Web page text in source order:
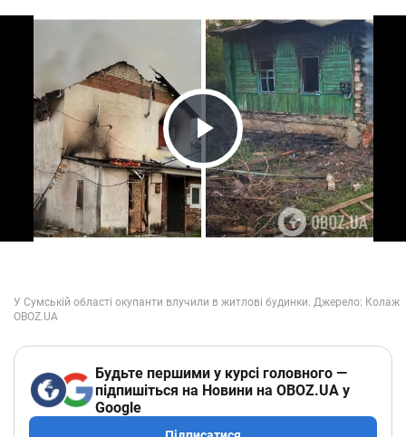
Play Video
Будьте першими у курсі головного —
підпишіться на Новини на OBOZ.UA у
Google